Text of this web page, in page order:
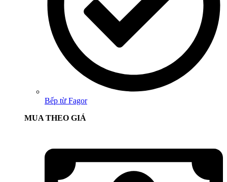
Bếp từ Fagor
MUA THEO GIÁ